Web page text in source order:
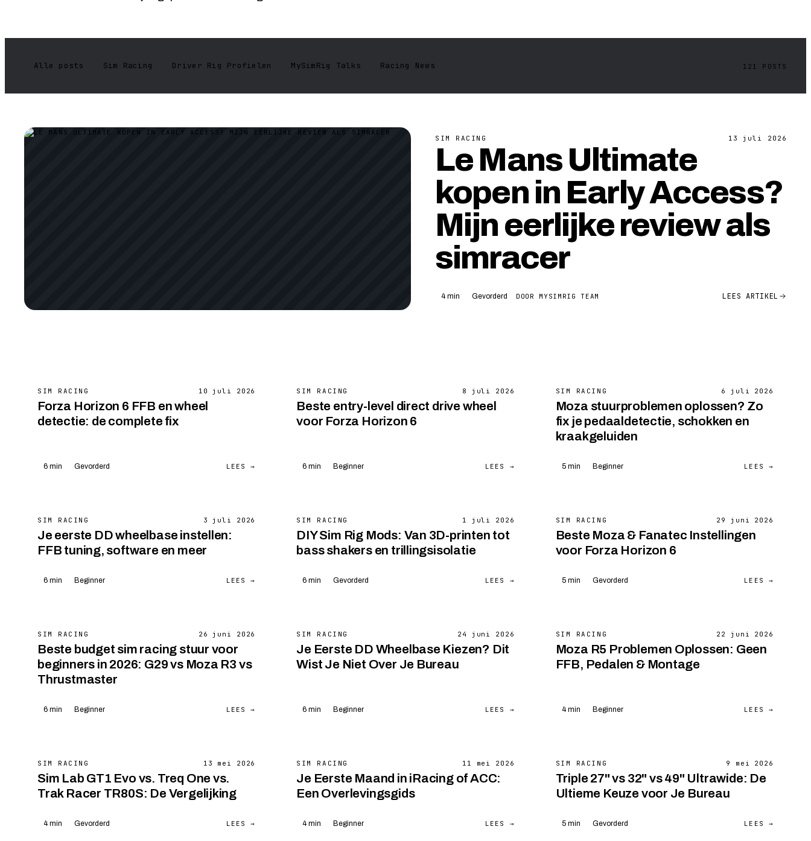
Alle posts Sim Racing Driver Rig Profielen MySimRig Talks Racing News 121 POSTS
SIM RACING 13 juli 2026
Le Mans Ultimate
kopen in Early Access?
Mijn eerlijke review als
simracer
4 min Gevorderd DOOR MYSIMRIG TEAM LEES ARTIKEL
SIM RACING 10 juli 2026
Forza Horizon 6 FFB en wheel
detectie: de complete fix
6 min Gevorderd LEES →
SIM RACING 8 juli 2026
Beste entry-level direct drive wheel
voor Forza Horizon 6
6 min Beginner LEES →
SIM RACING 6 juli 2026
Moza stuurproblemen oplossen? Zo
fix je pedaaldetectie, schokken en
kraakgeluiden
5 min Beginner LEES →
SIM RACING 3 juli 2026
Je eerste DD wheelbase instellen:
FFB tuning, software en meer
6 min Beginner LEES →
SIM RACING 1 juli 2026
DIY Sim Rig Mods: Van 3D-printen tot
bass shakers en trillingsisolatie
6 min Gevorderd LEES →
SIM RACING 29 juni 2026
Beste Moza & Fanatec Instellingen
voor Forza Horizon 6
5 min Gevorderd LEES →
SIM RACING 26 juni 2026
Beste budget sim racing stuur voor
beginners in 2026: G29 vs Moza R3 vs
Thrustmaster
6 min Beginner LEES →
SIM RACING 24 juni 2026
Je Eerste DD Wheelbase Kiezen? Dit
Wist Je Niet Over Je Bureau
6 min Beginner LEES →
SIM RACING 22 juni 2026
Moza R5 Problemen Oplossen: Geen
FFB, Pedalen & Montage
4 min Beginner LEES →
SIM RACING 13 mei 2026
Sim Lab GT1 Evo vs. Treq One vs.
Trak Racer TR80S: De Vergelijking
4 min Gevorderd LEES →
SIM RACING 11 mei 2026
Je Eerste Maand in iRacing of ACC:
Een Overlevingsgids
4 min Beginner LEES →
SIM RACING 9 mei 2026
Triple 27" vs 32" vs 49" Ultrawide: De
Ultieme Keuze voor Je Bureau
5 min Gevorderd LEES →